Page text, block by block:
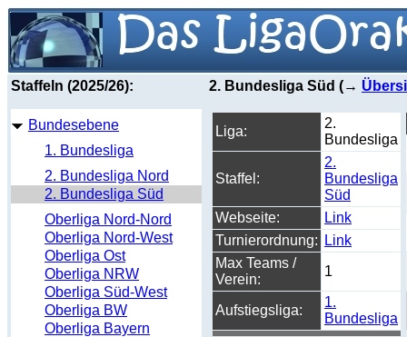
Staffeln (2025/26):
Bundesebene
1. Bundesliga
2. Bundesliga Nord
2. Bundesliga Süd
Oberliga Nord-Nord
Oberliga Nord-West
Oberliga Ost
Oberliga NRW
Oberliga Süd-West
Oberliga BW
Oberliga Bayern
2. Bundesliga Süd (→
Liga:
2.
Bundesliga
Staffel:
2.
Bundesliga
Süd
Webseite:
Link
Turnierordnung:
Link
Max Teams /
Verein:
1
Aufstiegsliga:
1.
Bundesliga